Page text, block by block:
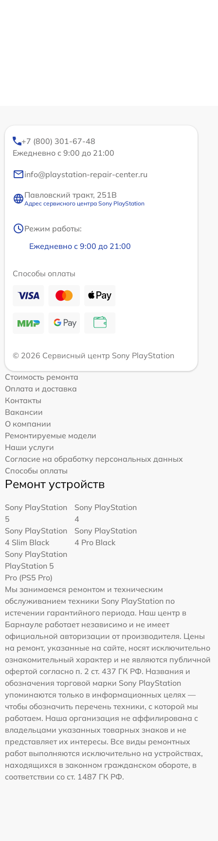
+7 (800) 301-67-48
Ежедневно с 9:00 до 21:00
info@playstation-repair-center.ru
Павловский тракт, 251В
Адрес сервисного центра Sony PlayStation
Режим работы:
Ежедневно с 9:00 до 21:00
Способы оплаты
© 2026 Сервисный центр Sony PlayStation
Стоимость ремонта
Оплата и доставка
Контакты
Вакансии
О компании
Ремонтируемые модели
Наши услуги
Согласие на обработку персональных данных
Способы оплаты
Ремонт устройств
Sony PlayStation
5
Sony PlayStation
4
Sony PlayStation
4 Slim Black
Sony PlayStation
4 Pro Black
Sony PlayStation
PlayStation 5
Pro (PS5 Pro)
Мы занимаемся ремонтом и техническим
обслуживанием техники Sony PlayStation по
истечении гарантийного периода. Наш центр в
Барнауле работает независимо и не имеет
официальной авторизации от производителя. Цены
на ремонт, указанные на сайте, носят исключительно
ознакомительный характер и не являются публичной
офертой согласно п. 2 ст. 437 ГК РФ. Названия и
обозначения торговой марки Sony PlayStation
упоминаются только в информационных целях —
чтобы обозначить перечень техники, с которой мы
работаем. Наша организация не аффилирована с
владельцами указанных товарных знаков и не
представляет их интересы. Все виды ремонтных
работ выполняются исключительно на устройствах,
находящихся в законном гражданском обороте, в
соответствии со ст. 1487 ГК РФ.